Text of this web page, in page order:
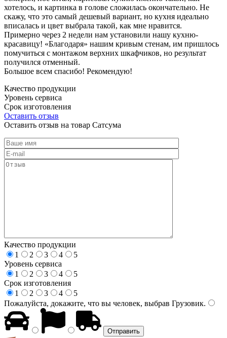
хотелось, и картинка в голове сложилась окончательно. Не
скажу, что это самый дешевый вариант, но кухня идеально
вписалась и цвет выбрала такой, как мне нравится.
Примерно через 2 недели нам установили нашу кухню-
красавицу! «Благодаря» нашим кривым стенам, им пришлось
помучиться с монтажом верхних шкафчиков, но результат
получился отменный.
Большое всем спасибо! Рекомендую!
Качество продукции
Уровень сервиса
Срок изготовления
Оставить отзыв
Оставить отзыв на товар Сатсума
Качество продукции
1
2 3 4
5
Уровень сервиса
1
2 3 4
5
Срок изготовления
1
2 3 4
5
Пожалуйста, докажите, что вы человек, выбрав Грузовик.